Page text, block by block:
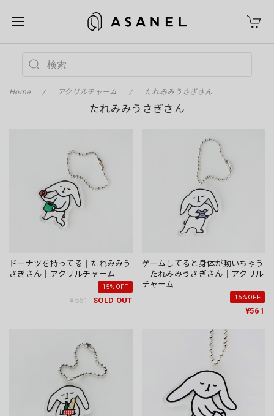
Home アクリルチャーム たれみみうさぎさん
たれみみうさぎさん
ドーナツを持ってる｜たれみみう
さぎさん｜アクリルチャーム
15%OFF
¥561 SOLD OUT
ゲームしてると身体が動いちゃう
｜たれみみうさぎさん｜アクリル
チャーム
15%OFF
¥561